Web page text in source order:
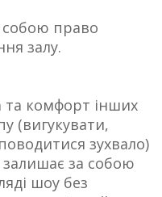
собою право
залу.
та комфорт інших
(вигукувати,
зухвало)
за собою
шоу без